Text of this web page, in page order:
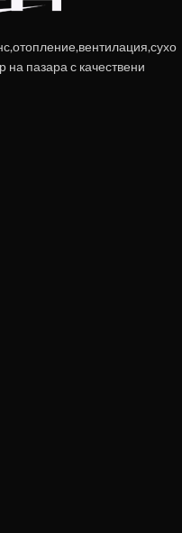
на пазара с качествени